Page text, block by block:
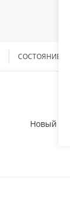
CОСТОЯНИЕ
Новый